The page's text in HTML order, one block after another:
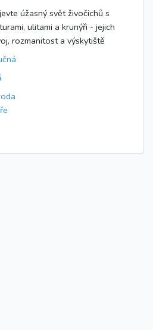
úžasný svět živočichů s
ulitami a krunýři - jejich
rozmanitost a výskytiště